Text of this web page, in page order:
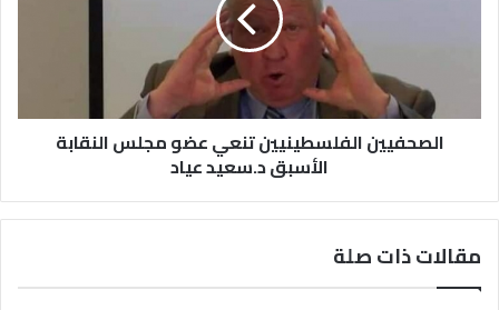
الصحفيين الفلسطينيين تنعي عضو مجلس النقابة
الأسبق د.سعيد عياد
مقالات ذات صلة